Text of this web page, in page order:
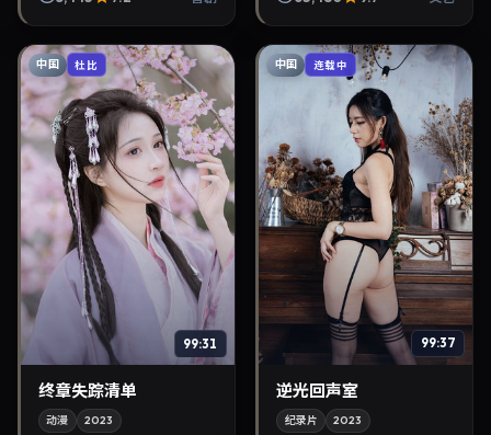
中国 杜比
99:31
终章失踪清单
动漫 2023
中国 连载中
99:37
逆光回声室
纪录片 2023